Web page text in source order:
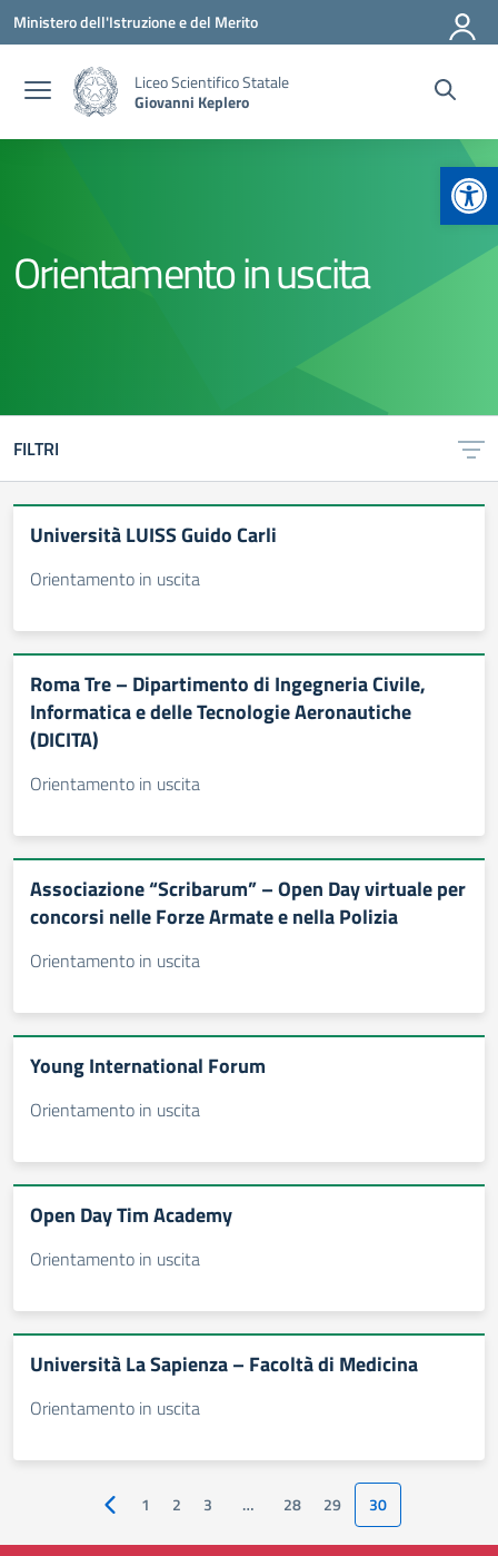
Vai ai contenuti
Vai al menu di navigazione
Vai al footer
Ministero dell'Istruzione e del Merito
Liceo Scientifico Statale
Giovanni Keplero
Orientamento in uscita
FILTRI
Università LUISS Guido Carli
Orientamento in uscita
Roma Tre – Dipartimento di Ingegneria Civile,
Informatica e delle Tecnologie Aeronautiche
(DICITA)
Orientamento in uscita
Associazione “Scribarum” – Open Day virtuale per
concorsi nelle Forze Armate e nella Polizia
Orientamento in uscita
Young International Forum
Orientamento in uscita
Open Day Tim Academy
Orientamento in uscita
Università La Sapienza – Facoltà di Medicina
Orientamento in uscita
Pagina precedente
1 2 3 … 28 29 30